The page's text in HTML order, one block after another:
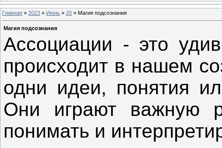
Главная » 2023 » Июнь » 20 » Магия подсознания
Магия подсознания
Ассоциации - это
происходит в нашем
одни идеи, понятия
Они играют важную
понимать и